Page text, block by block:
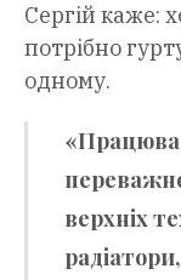
Сергій каже:
потрібно
одному.
верхніх